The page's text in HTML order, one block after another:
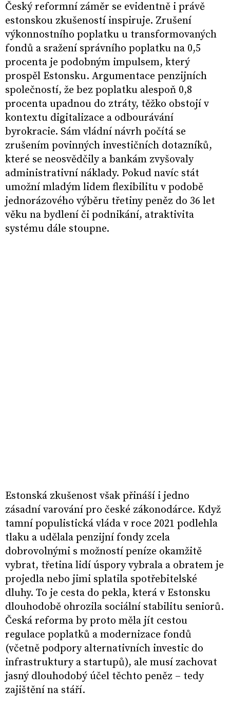
Český reformní záměr se evidentně i právě
estonskou zkušeností inspiruje. Zrušení
výkonnostního poplatku u transformovaných
fondů a sražení správního poplatku na 0,5
procenta je podobným impulsem, který
prospěl Estonsku. Argumentace penzijních
společností, že bez poplatku alespoň 0,8
procenta upadnou do ztráty, těžko obstojí v
kontextu digitalizace a odbourávání
byrokracie. Sám vládní návrh počítá se
zrušením povinných investičních dotazníků,
které se neosvědčily a bankám zvyšovaly
administrativní náklady. Pokud navíc stát
umožní mladým lidem flexibilitu v podobě
jednorázového výběru třetiny peněz do 36 let
věku na bydlení či podnikání, atraktivita
systému dále stoupne.
Estonská zkušenost však přináší i jedno
zásadní varování pro české zákonodárce. Když
tamní populistická vláda v roce 2021 podlehla
tlaku a udělala penzijní fondy zcela
dobrovolnými s možností peníze okamžitě
vybrat, třetina lidí úspory vybrala a obratem je
projedla nebo jimi splatila spotřebitelské
dluhy. To je cesta do pekla, která v Estonsku
dlouhodobě ohrozila sociální stabilitu seniorů.
Česká reforma by proto měla jít cestou
regulace poplatků a modernizace fondů
(včetně podpory alternativních investic do
infrastruktury a startupů), ale musí zachovat
jasný dlouhodobý účel těchto peněz – tedy
zajištění na stáří.